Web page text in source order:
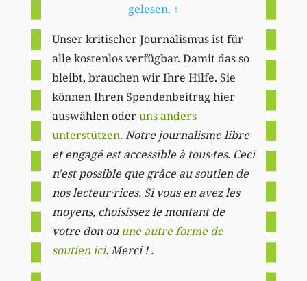
gelesen. ↑
Unser kritischer Journalismus ist für
alle kostenlos verfügbar. Damit das so
bleibt, brauchen wir Ihre Hilfe. Sie
können Ihren Spendenbeitrag hier
auswählen oderuns anders
unterstützen. Notre journalisme libre
et engagé est accessible à tous·tes. Ceci
n'est possible que grâce au soutien de
nos lecteur·rices. Si vous en avez les
moyens, choisissez le montant de
votre don ou une autre forme de
soutien ici. Merci ! .